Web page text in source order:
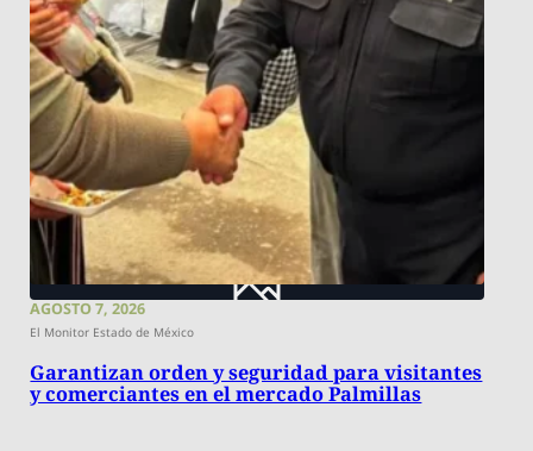
AGOSTO 7, 2026
El Monitor Estado de México
Garantizan orden y seguridad para visitantes
y comerciantes en el mercado Palmillas